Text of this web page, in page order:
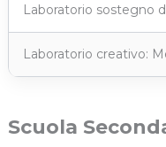
Laboratorio sostegno
Laboratorio creativo:
Scuola